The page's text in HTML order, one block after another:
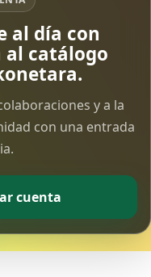
al día con
al catálogo
y a la
con una entrada
cuenta